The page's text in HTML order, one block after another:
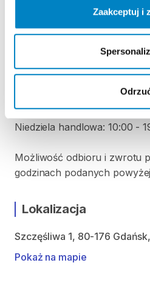
Zaakceptuj i
ODBIÓR I ZWROT
Poniedziałek: 9:00 - 20:00
Wtorek: 9:00 - 20:00
Środa: 9:00 - 20:00
Sobota: 9:00 - 20:00
Niedziela handlowa: 10:00 -
Możliwość odbioru i zwrotu
godzinach podanych
Lokalizacja
Szczęśliwa 1, 80-176
Pokaż na mapie